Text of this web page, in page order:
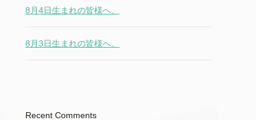
8月4日生まれの皆様へ。
8月3日生まれの皆様へ。
Recent Comments